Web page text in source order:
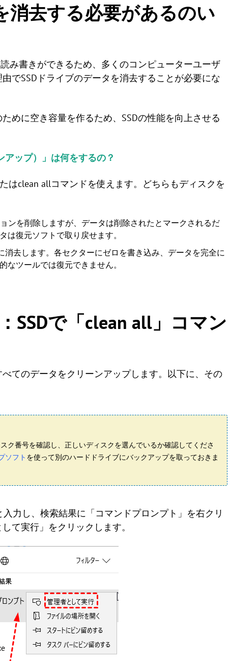
消去する必要があるのい
み書きができるため、多くのコンピューターユーザ
でSSDドライブのデータを消去することが必要にな
めに空き容量を作るため、SSDの性能を向上させる
ップ）」は何をするの？
はclean allコマンドを使えます。どちらもディスクを
ンを削除しますが、データは削除されたとマークされるだ
は復元ソフトで取り戻せます。
消去します。各セクターにゼロを書き込み、データを完全に
なツールでは復元できません。
SSDで「clean all」コマン
てのデータをクリーンアップします。以下に、その
ク番号を確認し、正しいディスクを選んでいるか確認してくださ
ソフト を使って別のハードドライブにバックアップを取っておきま
力し、検索結果に「コマンドプロンプト」を右クリ
て実行」をクリックします。